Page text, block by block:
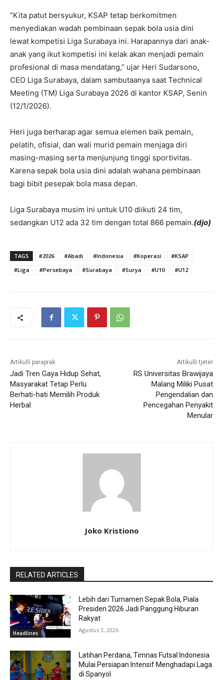
“Kita patut bersyukur, KSAP tetap berkomitmen
menyediakan wadah pembinaan sepak bola usia dini
lewat kompetisi Liga Surabaya ini. Harapannya dari anak-
anak yang ikut kompetisi ini kelak akan menjadi pemain
profesional di masa mendatang,” ujar Heri Sudarsono,
CEO Liga Surabaya, dalam sambutaanya saat Technical
Meeting (TM) Liga Surabaya 2026 di kantor KSAP, Senin
(12/1/2026).
Heri juga berharap agar semua elemen baik pemain,
pelatih, ofisial, dan wali murid pemain menjaga diri
masing-masing serta menjunjung tinggi sportivitas.
Karena sepak bola usia dini adalah wahana pembinaan
bagi bibit pesepak bola masa depan.
Liga Surabaya musim ini untuk U10 diikuti 24 tim,
sedangkan U12 ada 32 tim dengan total 866 pemain.(djo)
TAGS #2026 #Abadi #Indonesia #Koperasi
#KSAP
#Liga
#Persebaya #Surabaya #Surya #U10 #U12
Artikulli paraprak
Jadi Tren Gaya Hidup Sehat,
Masyarakat Tetap Perlu
Berhati-hati Memilih Produk
Herbal
Artikulli tjetër
RS Universitas Brawijaya
Malang Miliki Pusat
Pengendalian dan
Pencegahan Penyakit
Menular
Joko Kristiono
RELATED ARTICLES
Headlines
Lebih dari Turnamen Sepak Bola, Piala
Presiden 2026 Jadi Panggung Hiburan
Rakyat
Agustus 3, 2026
Latihan Perdana, Timnas Futsal Indonesia
Mulai Persiapan Intensif Menghadapi Laga
di Spanyol